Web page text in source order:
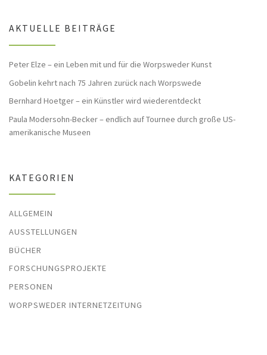
AKTUELLE BEITRÄGE
Peter Elze – ein Leben mit und für die Worpsweder Kunst
Gobelin kehrt nach 75 Jahren zurück nach Worpswede
Bernhard Hoetger – ein Künstler wird wiederentdeckt
Paula Modersohn-Becker – endlich auf Tournee durch große US-
amerikanische Museen
KATEGORIEN
ALLGEMEIN
AUSSTELLUNGEN
BÜCHER
FORSCHUNGSPROJEKTE
PERSONEN
WORPSWEDER INTERNETZEITUNG